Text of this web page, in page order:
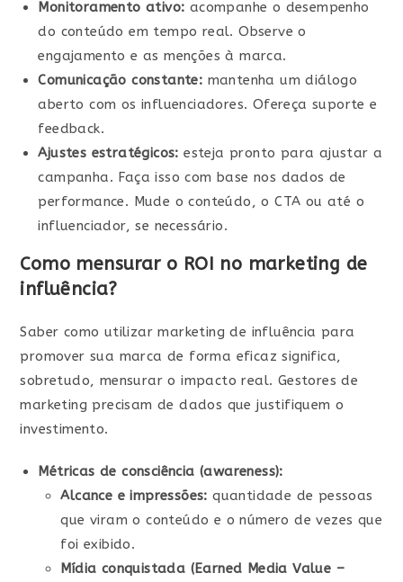
Monitoramento ativo: acompanhe o desempenho
do conteúdo em tempo real. Observe o
engajamento e as menções à marca.
Comunicação constante: mantenha um diálogo
aberto com os influenciadores. Ofereça suporte e
feedback.
Ajustes estratégicos: esteja pronto para ajustar a
campanha. Faça isso com base nos dados de
performance. Mude o conteúdo, o CTA ou até o
influenciador, se necessário.
Como mensurar o ROI no marketing de
influência?
Saber como utilizar marketing de influência para
promover sua marca de forma eficaz significa,
sobretudo, mensurar o impacto real. Gestores de
marketing precisam de dados que justifiquem o
investimento.
Métricas de consciência (awareness):
Alcance e impressões: quantidade de pessoas
que viram o conteúdo e o número de vezes que
foi exibido.
Mídia conquistada (Earned Media Value –